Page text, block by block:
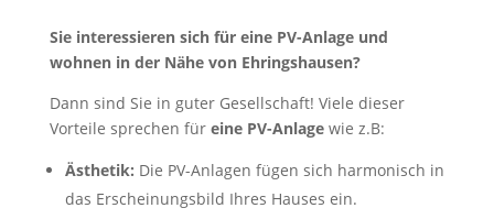
Sie interessieren sich für eine PV-Anlage und
wohnen in der Nähe von Ehringshausen?
Dann sind Sie in guter Gesellschaft! Viele dieser
Vorteile sprechen für eine PV-Anlage wie z.B:
Ästhetik: Die PV-Anlagen fügen sich harmonisch in
das Erscheinungsbild Ihres Hauses ein.